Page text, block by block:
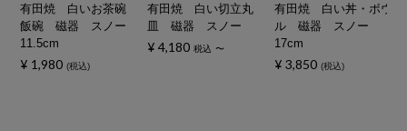
有田焼 白いお茶碗
飯碗 磁器 スノー
11.5cm
¥ 1,980 税込
有田焼 白い切立丸
皿 磁器 スノー
¥ 4,180 税込 〜
有田焼 白い丼・ボウ
ル 磁器 スノー
17cm
¥ 3,850 税込